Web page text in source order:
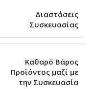
Διαστάσεις
Συσκευασίας
Καθαρό Βάρος
Προϊόντος μαζί με
την Συσκευασία